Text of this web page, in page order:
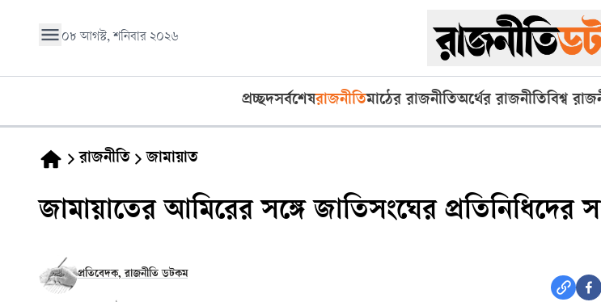
০৮ আগস্ট, শনিবার ২০২৬
প্রচ্ছদসর্বশেষরাজনীতিমাঠের রাজনীতিঅর্থের রাজনীতিবিশ্ব
রাজনীতি জামায়াত
জামায়াতের আমিরের সঙ্গে জাতিসংঘের প্রতিনিধিদের
প্রতিবেদক, রাজনীতি ডটকম